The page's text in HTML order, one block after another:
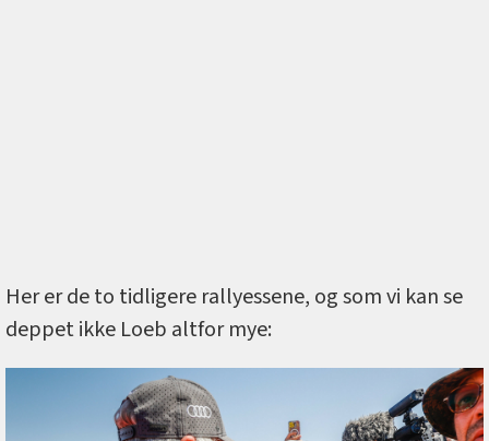
Her er de to tidligere rallyessene, og som vi kan se
deppet ikke Loeb altfor mye: